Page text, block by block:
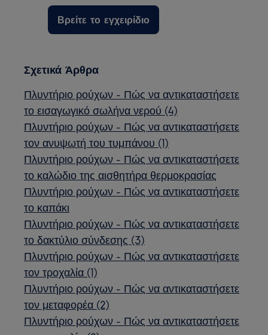
Βρείτε το εγχειρίδιο
Σχετικά Άρθρα
Πλυντήριο ρούχων - Πώς να αντικαταστήσετε
το εισαγωγικό σωλήνα νερού (4)
Πλυντήριο ρούχων - Πώς να αντικαταστήσετε
τον ανυψωτή του τυμπάνου (1)
Πλυντήριο ρούχων - Πώς να αντικαταστήσετε
το καλώδιο της αισθητήρα θερμοκρασίας
Πλυντήριο ρούχων - Πώς να αντικαταστήσετε
το καπάκι
Πλυντήριο ρούχων - Πώς να αντικαταστήσετε
το δακτύλιο σύνδεσης (3)
Πλυντήριο ρούχων - Πώς να αντικαταστήσετε
τον τροχαλία (1)
Πλυντήριο ρούχων - Πώς να αντικαταστήσετε
τον μεταφορέα (2)
Πλυντήριο ρούχων - Πώς να αντικαταστήσετε